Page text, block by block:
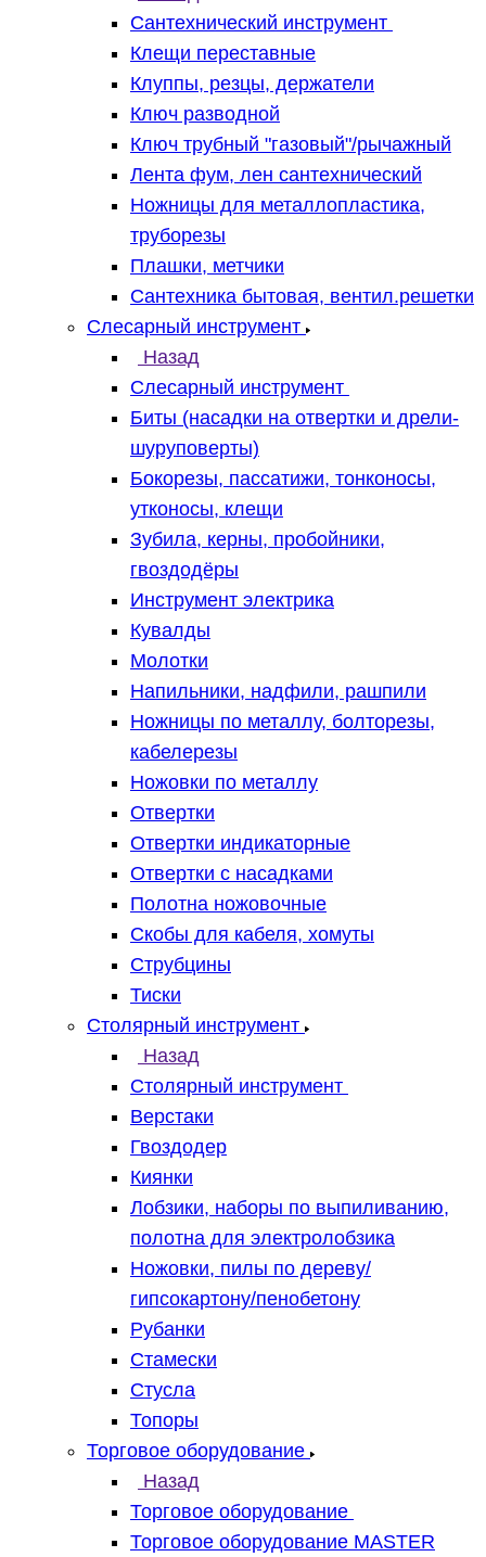
Сантехнический инструмент
Клещи переставные
Клуппы, резцы, держатели
Ключ разводной
Ключ трубный "газовый"/рычажный
Лента фум, лен сантехнический
Ножницы для металлопластика,
труборезы
Плашки, метчики
Сантехника бытовая, вентил.решетки
Слесарный инструмент
Назад
Слесарный инструмент
Биты (насадки на отвертки и дрели-
шуруповерты)
Бокорезы, пассатижи, тонконосы,
утконосы, клещи
Зубила, керны, пробойники,
гвоздодёры
Инструмент электрика
Кувалды
Молотки
Напильники, надфили, рашпили
Ножницы по металлу, болторезы,
кабелерезы
Ножовки по металлу
Отвертки
Отвертки индикаторные
Отвертки с насадками
Полотна ножовочные
Скобы для кабеля, хомуты
Струбцины
Тиски
Столярный инструмент
Назад
Столярный инструмент
Верстаки
Гвоздодер
Киянки
Лобзики, наборы по выпиливанию,
полотна для электролобзика
Ножовки, пилы по дереву/
гипсокартону/пенобетону
Рубанки
Стамески
Стусла
Топоры
Торговое оборудование
Назад
Торговое оборудование
Торговое оборудование MASTER